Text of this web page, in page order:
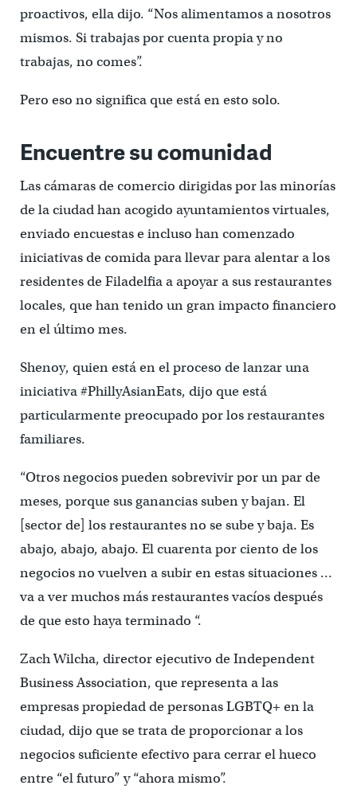
proactivos, ella dijo. “Nos alimentamos a nosotros
mismos. Si trabajas por cuenta propia y no
trabajas, no comes”.
Pero eso no significa que está en esto solo.
Encuentre su comunidad
Las cámaras de comercio dirigidas por las minorías
de la ciudad han acogido ayuntamientos virtuales,
enviado encuestas e incluso han comenzado
iniciativas de comida para llevar para alentar a los
residentes de Filadelfia a apoyar a sus restaurantes
locales, que han tenido un gran impacto financiero
en el último mes.
Shenoy, quien está en el proceso de lanzar una
iniciativa #PhillyAsianEats, dijo que está
particularmente preocupado por los restaurantes
familiares.
“Otros negocios pueden sobrevivir por un par de
meses, porque sus ganancias suben y bajan. El
[sector de] los restaurantes no se sube y baja. Es
abajo, abajo, abajo. El cuarenta por ciento de los
negocios no vuelven a subir en estas situaciones …
va a ver muchos más restaurantes vacíos después
de que esto haya terminado “.
Zach Wilcha, director ejecutivo de Independent
Business Association, que representa a las
empresas propiedad de personas LGBTQ+ en la
ciudad, dijo que se trata de proporcionar a los
negocios suficiente efectivo para cerrar el hueco
entre “el futuro” y “ahora mismo”.